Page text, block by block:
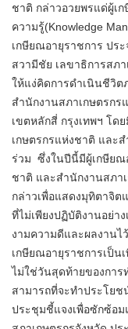
ชาติ กล่าวอวยพรแด่ผู้เ
ความรู้(Knowledge
เกษียณอายุราชการ ปร
สวามีชัย เลขาธิการสภ
ให้แง่คิดการดำเนินชีวิ
สำนักงานสภาเกษตรกร
เขตหลักสี่ กรุงเทพฯ โด
เกษตรกรแห่งชาติ และ
ร่วม ซึ่งในปีนี้มีผู้เกษียณ
ชาติ และสำนักงานสภา
กล่าวเพื่อแสดงมุทิตาจิต
ที่ไม่เพียงปฏิบัติงานอย่า
งามความดีและผลงานไ
เกษียณอายุราชการเป็น
ไม่ใช่วันสุดท้ายของการ
สามารถที่จะทำประโย
ประชุมชี้แจงเพื่อซักซ้อม